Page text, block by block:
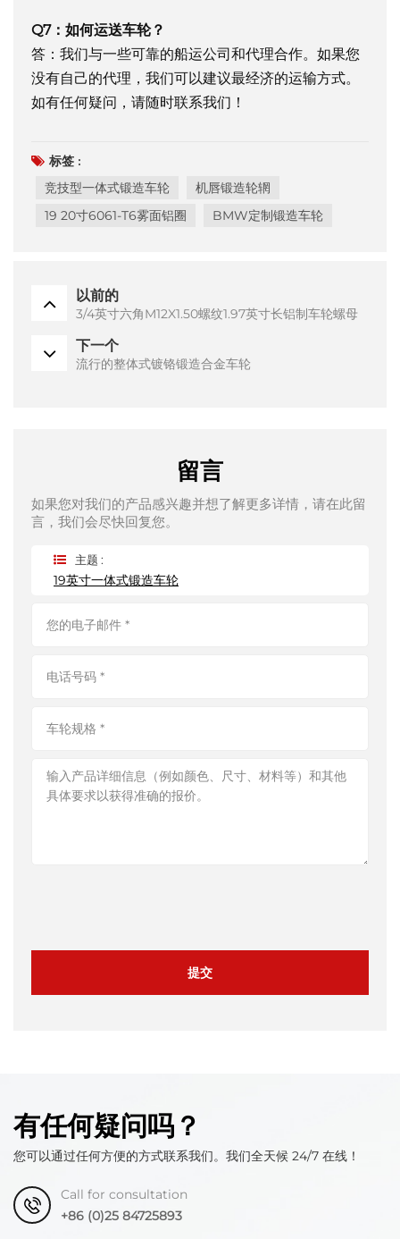
Q7：如何运送车轮？
答：我们与一些可靠的船运公司和代理合作。如果您
没有自己的代理，我们可以建议最经济的运输方式。
如有任何疑问，请随时联系我们！
标签 :
竞技型一体式锻造车轮
机唇锻造轮辋
19 20寸6061-T6雾面铝圈
BMW定制锻造车轮
以前的
3/4英寸六角M12X1.50螺纹1.97英寸长铝制车轮螺母
下一个
流行的整体式镀铬锻造合金车轮
留言
如果您对我们的产品感兴趣并想了解更多详情，请在此留
言，我们会尽快回复您。
主题 :
19英寸一体式锻造车轮
提交
有任何疑问吗？
您可以通过任何方便的方式联系我们。我们全天候 24/7 在线！
Call for consultation
+86 (0)25 84725893